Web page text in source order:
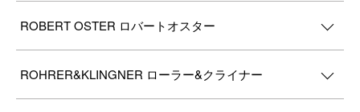
ROBERT OSTER ロバートオスター
ROHRER&KLINGNER ローラー&クライナー